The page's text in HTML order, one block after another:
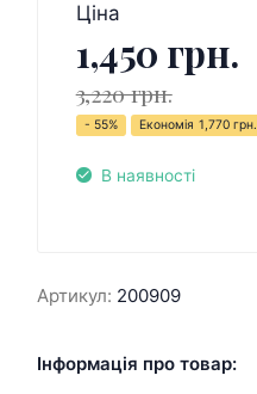
Ціна
1,450 грн.
3,220 грн.
- 55% Економія 1,770 грн.
В наявності
Артикул: 200909
Інформація про товар: